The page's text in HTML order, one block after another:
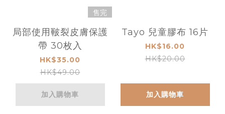
售完
局部使用皸裂皮膚保護
帶 30枚入
HK$35.00
HK$49.00
加入購物車
Tayo 兒童膠布 16片
HK$16.00
HK$20.00
加入購物車